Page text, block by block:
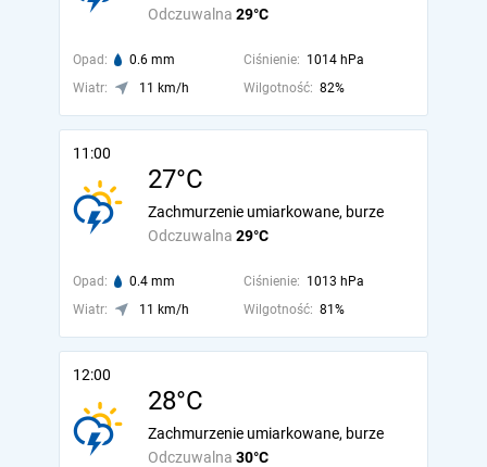
Odczuwalna 29°C
Opad: 0.6 mm Ciśnienie: 1014 hPa
Wiatr:
11 km/h Wilgotność: 82%
11:00
27°C
Odczuwalna 29°C
Zachmurzenie umiarkowane, burze
Opad: 0.4 mm Ciśnienie: 1013 hPa
Wiatr:
11 km/h Wilgotność: 81%
12:00
28°C
Odczuwalna 30°C
Zachmurzenie umiarkowane, burze